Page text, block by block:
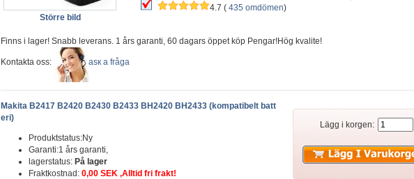
Större bild
4.7 ( 435 omdömen)
Finns i lager! Snabb leverans. 1 års garanti, 60 dagars öppet köp Pengar!Hög kvalite!
Kontakta oss: аsк а fråga
Lägg i korgen:
Makita B2417 B2420 B2430 B2433 BH2420 BH2433 (kompatibelt batt
eri)
Produktstatus:Ny
Garanti:1 års garanti,
lagerstatus: På lager
Fraktkostnad: 0,00 SEK ,Alltid fri frakt!